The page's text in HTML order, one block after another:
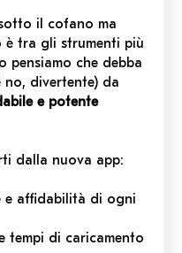
il cofano ma
è tra gli strumenti più
pensiamo che debba
no, divertente) da
e potente
dalla nuova app:
e affidabilità di ogni
tempi di caricamento